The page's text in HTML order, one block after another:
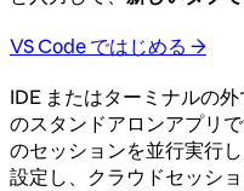
VS Code ではじめる →
IDE またはターミナルの
のスタンドアロンアプリ
のセッションを並行実行
設定し、クラウドセッショ